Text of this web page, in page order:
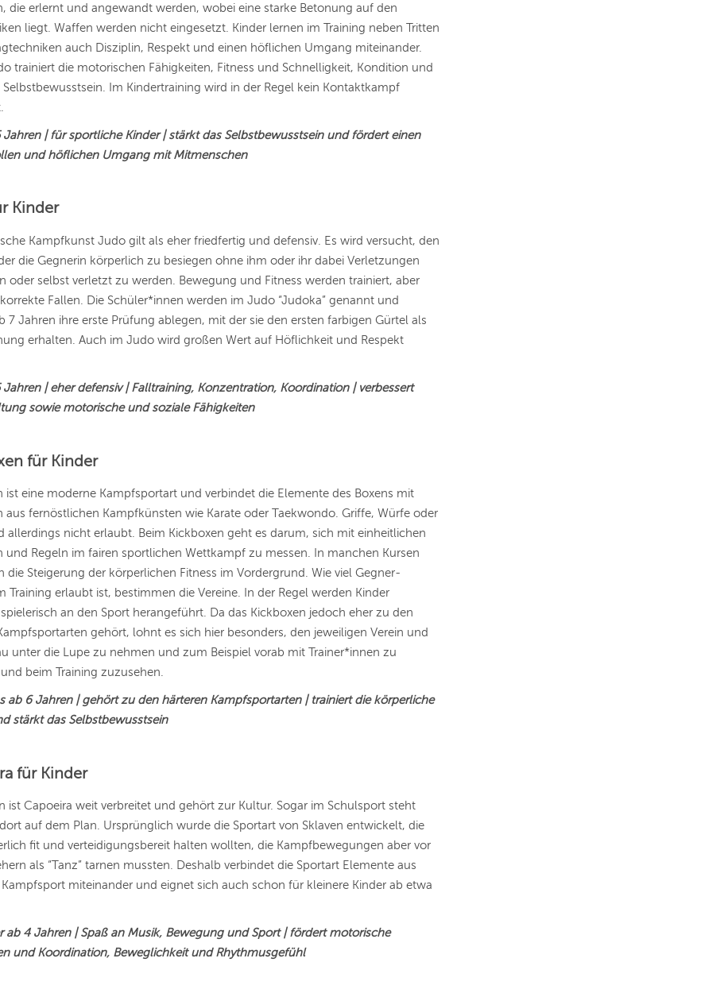
die erlernt und angewandt werden, wobei eine starke Betonung auf den
liegt. Waffen werden nicht eingesetzt. Kinder lernen im Training neben Tritten
auch Disziplin, Respekt und einen höflichen Umgang miteinander.
trainiert die motorischen Fähigkeiten, Fitness und Schnelligkeit, Kondition und
Selbstbewusstsein. Im Kindertraining wird in der Regel kein Kontaktkampf
Jahren | für sportliche Kinder | stärkt das Selbstbewusstsein und fördert einen
und höflichen Umgang mit Mitmenschen
Kinder
Kampfkunst Judo gilt als eher friedfertig und defensiv. Es wird versucht, den
die Gegnerin körperlich zu besiegen ohne ihm oder ihr dabei Verletzungen
oder selbst verletzt zu werden. Bewegung und Fitness werden trainiert, aber
Fallen. Die Schüler*innen werden im Judo “Judoka” genannt und
7 Jahren ihre erste Prüfung ablegen, mit der sie den ersten farbigen Gürtel als
erhalten. Auch im Judo wird großen Wert auf Höflichkeit und Respekt
Jahren | eher defensiv | Falltraining, Konzentration, Koordination | verbessert
sowie motorische und soziale Fähigkeiten
für Kinder
ist eine moderne Kampfsportart und verbindet die Elemente des Boxens mit
aus fernöstlichen Kampfkünsten wie Karate oder Taekwondo. Griffe, Würfe oder
allerdings nicht erlaubt. Beim Kickboxen geht es darum, sich mit einheitlichen
und Regeln im fairen sportlichen Wettkampf zu messen. In manchen Kursen
die Steigerung der körperlichen Fitness im Vordergrund. Wie viel Gegner-
Training erlaubt ist, bestimmen die Vereine. In der Regel werden Kinder
an den Sport herangeführt. Da das Kickboxen jedoch eher zu den
gehört, lohnt es sich hier besonders, den jeweiligen Verein und
unter die Lupe zu nehmen und zum Beispiel vorab mit Trainer*innen zu
beim Training zuzusehen.
ab 6 Jahren | gehört zu den härteren Kampfsportarten | trainiert die körperliche
stärkt das Selbstbewusstsein
für Kinder
ist Capoeira weit verbreitet und gehört zur Kultur. Sogar im Schulsport steht
auf dem Plan. Ursprünglich wurde die Sportart von Sklaven entwickelt, die
fit und verteidigungsbereit halten wollten, die Kampfbewegungen aber vor
als “Tanz” tarnen mussten. Deshalb verbindet die Sportart Elemente aus
miteinander und eignet sich auch schon für kleinere Kinder ab etwa
ab 4 Jahren | Spaß an Musik, Bewegung und Sport | fördert motorische
und Koordination, Beweglichkeit und Rhythmusgefühl